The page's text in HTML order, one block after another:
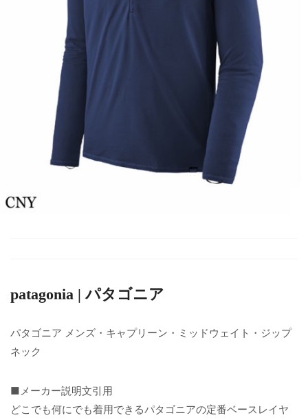
patagonia | パタゴニア
パタゴニア メンズ・キャプリーン・ミッドウェイト・ジップ
ネック
■メーカー説明文引用
どこでも何にでも着用できるパタゴニアの定番ベースレイヤ